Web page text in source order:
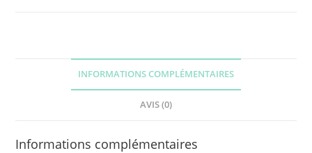
INFORMATIONS COMPLÉMENTAIRES
AVIS (0)
Informations complémentaires